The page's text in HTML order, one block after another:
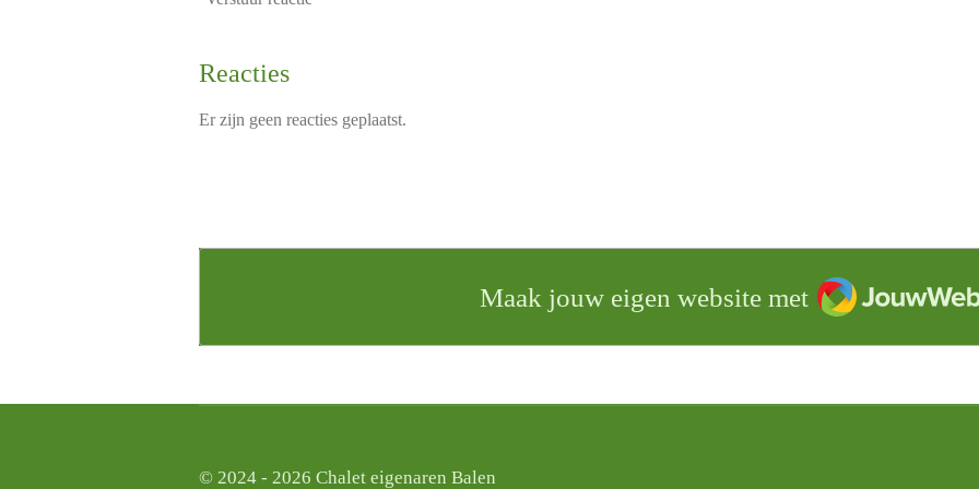
Reacties
Er zijn geen reacties geplaatst.
Maak jouw eigen website met JouwWeb
© 2024 - 2026 Chalet eigenaren Balen